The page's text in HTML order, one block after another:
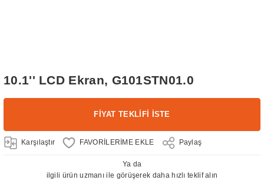
10.1'' LCD Ekran, G101STN01.0
FİYAT TEKLİFİ İSTE
Karşılaştır Paylaş
Ya da
ilgili ürün uzmanı ile görüşerek daha hızlı teklif alın